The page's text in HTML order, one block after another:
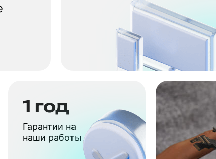
1 год
Гарантии на
наши работы